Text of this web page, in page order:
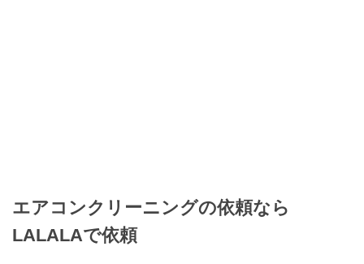
エアコンクリーニングの依頼なら
LALALAで依頼